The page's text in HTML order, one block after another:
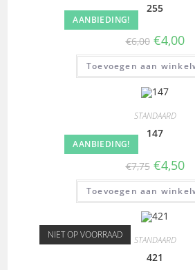
AANBIEDING!
255
€6,00 €4,00
Toevoegen aan
AANBIEDING!
STANDAARD
147
€7,75 €4,50
Toevoegen aan
NIET OP VOORRAAD STANDAARD
421